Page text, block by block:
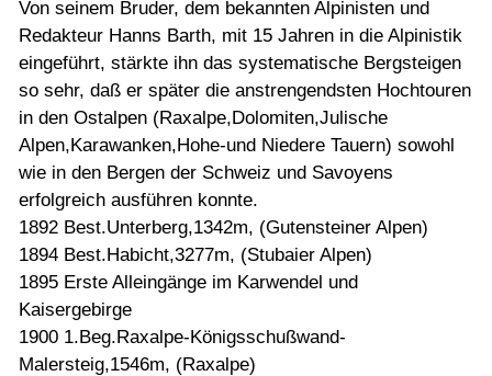
Von seinem Bruder, dem bekannten Alpinisten und
Redakteur Hanns Barth, mit 15 Jahren in die Alpinistik
eingeführt, stärkte ihn das systematische Bergsteigen
so sehr, daß er später die anstrengendsten Hochtouren
in den Ostalpen (Raxalpe,Dolomiten,Julische
Alpen,Karawanken,Hohe-und Niedere Tauern) sowohl
wie in den Bergen der Schweiz und Savoyens
erfolgreich ausführen konnte.
1892 Best.Unterberg,1342m, (Gutensteiner Alpen)
1894 Best.Habicht,3277m, (Stubaier Alpen)
1895 Erste Alleingänge im Karwendel und
Kaisergebirge
1900 1.Beg.Raxalpe-Königsschußwand-
Malersteig,1546m, (Raxalpe)